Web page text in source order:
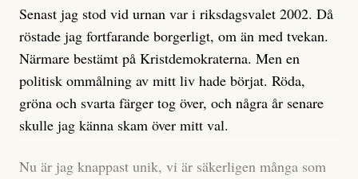
misstänkta personen är en infiltratör. Det som läsaren
får veta är att personen har ändrat sina politiska åsikter
under åren, att den har raderat tidigare innehåll på sina
sociala medier, att artikelns författare inte förstår sig
på personens ekonomi och att det tydligen finns
anonyma röster inom rörelsen som säger saker som
anses vara anledningar att titta närmare på personen,
Senast jag stod vid urnan var i riksdagsvalet 2002. Då
röstade jag fortfarande borgerligt, om än med tvekan.
Närmare bestämt på Kristdemokraterna. Men en
politisk ommålning av mitt liv hade börjat. Röda,
gröna och svarta färger tog över, och några år senare
skulle jag känna skam över mitt val.
Nu är jag knappast unik, vi är säkerligen många som